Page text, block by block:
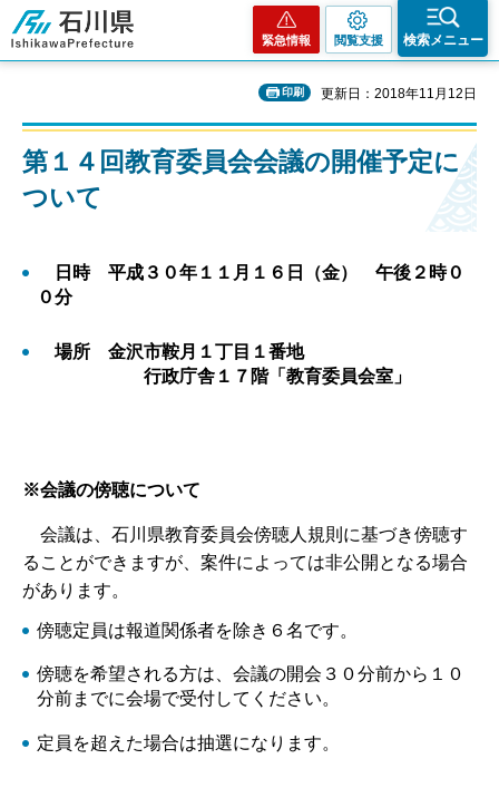
石川県
緊急情報 閲覧支援 検索メニュー
印刷 更新日：2018年11月12日
第１４回教育委員会会議の開催予定に
ついて
日時 平成３０年１１月１６日（金） 午後２時０
０分
場所 金沢市鞍月１丁目１番地
行政庁舎１７階「教育委員会室」
※会議の傍聴について
会議は、石川県教育委員会傍聴人規則に基づき傍聴す
ることができますが、案件によっては非公開となる場合
があります。
傍聴定員は報道関係者を除き６名です。
傍聴を希望される方は、会議の開会３０分前から１０
分前までに会場で受付してください。
定員を超えた場合は抽選になります。